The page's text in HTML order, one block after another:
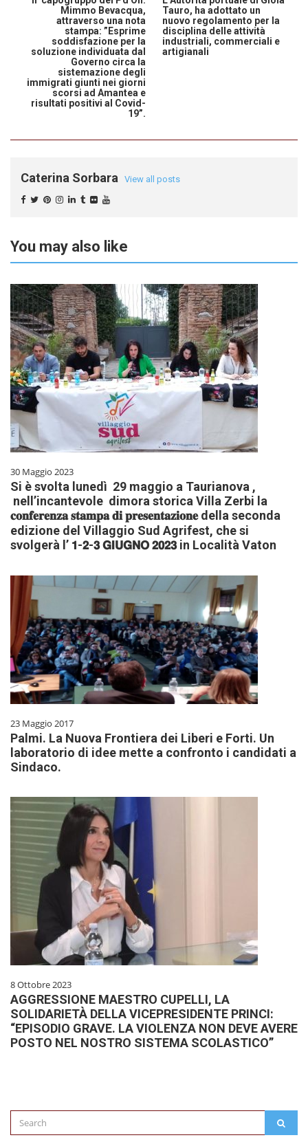
Mimmo Bevacqua,
attraverso una nota
stampa: ”Esprime
soddisfazione per la
soluzione individuata dal
Governo circa la
sistemazione degli
immigrati giunti nei giorni
scorsi ad Amantea e
risultati positivi al Covid-
19”.
Tauro, ha adottato un
nuovo regolamento per la
disciplina delle attività
industriali, commerciali e
artigianali
Caterina Sorbara View all posts
You may also like
30 Maggio 2023
Si è svolta lunedì 29 maggio a Taurianova ,
nell’incantevole dimora storica Villa Zerbi la
𝐜𝐨𝐧𝐟𝐞𝐫𝐞𝐧𝐳𝐚 𝐬𝐭𝐚𝐦𝐩𝐚 𝐝𝐢 𝐩𝐫𝐞𝐬𝐞𝐧𝐭𝐚𝐳𝐢𝐨𝐧𝐞 della seconda
edizione del Villaggio Sud Agrifest, che si
svolgerà l’ 𝟭-𝟮-𝟯 𝗚𝗜𝗨𝗚𝗡𝗢 𝟮𝟬𝟮𝟯 in Località Vaton
23 Maggio 2017
Palmi. La Nuova Frontiera dei Liberi e Forti. Un
laboratorio di idee mette a confronto i candidati a
Sindaco.
8 Ottobre 2023
AGGRESSIONE MAESTRO CUPELLI, LA
SOLIDARIETÀ DELLA VICEPRESIDENTE PRINCI:
“EPISODIO GRAVE. LA VIOLENZA NON DEVE AVERE
POSTO NEL NOSTRO SISTEMA SCOLASTICO”
Search
for: